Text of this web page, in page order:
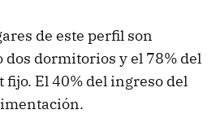
de este perfil son
dos dormitorios y el 78% del
El 40% del ingreso del